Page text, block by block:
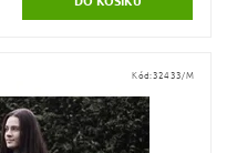
Kód:32433/M